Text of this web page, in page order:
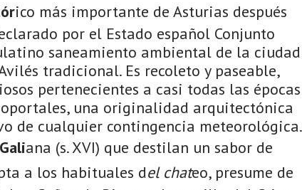
ico más importante de Asturias después
por el Estado español Conjunto
saneamiento ambiental de la ciudad
tradicional. Es recoleto y paseable,
pertenecientes a casi todas las épocas
una originalidad arquitectónica
de cualquier contingencia meteorológica.
ana (s. XVI) que destilan un sabor de
a los habituales del chateo, presume de